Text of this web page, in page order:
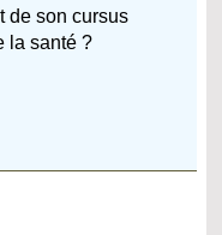
de son cursus
la santé ?